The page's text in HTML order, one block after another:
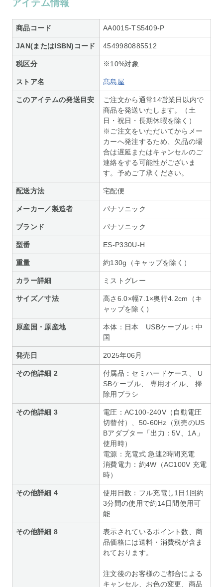
アイテム情報
商品コード AA0015-TS5409-P
JAN(またはISBN)コード 4549980885512
税区分 ※10%対象
ストア名 髙島屋
このアイテムの発送目安
ご注文から通常14営業日以内で
商品を発送いたします。（土
日・祝日・長期休暇を除く）
※ご注文をいただいてからメー
カーへ発注するため、欠品の場
合は遅延またはキャンセルのご
連絡をする可能性がございま
す。予めご了承ください。
配送方法 宅配便
メーカー／製造者 パナソニック
ブランド パナソニック
型番 ES-P330U-H
重量 約130g（キャップを除く）
カラー詳細 ミストグレー
サイズ／寸法
高さ6.0×幅7.1×奥行4.2cm（キ
ャップを除く）
原産国・原産地
本体：日本 USBケーブル：中
国
発売日 2025年06月
その他詳細 2
付属品：セミハードケース、 U
SBケーブル、 専用オイル、 掃
除用ブラシ
その他詳細 3
電圧：AC100-240V（自動電圧
切替付）、50-60Hz（別売のUS
Bアダプター「出力：5V、1A」
使用時）
電源：充電式 急速2時間充電
消費電力：約4W（AC100V 充電
時）
その他詳細 4
使用日数：フル充電し1日1回約
3分間の使用で約14日間使用可
能
その他詳細 8
表示されているポイント数、商
品価格には送料・消費税が含ま
れております。
注文後のお客様のご都合による
キャンセル、お色の変更、商品